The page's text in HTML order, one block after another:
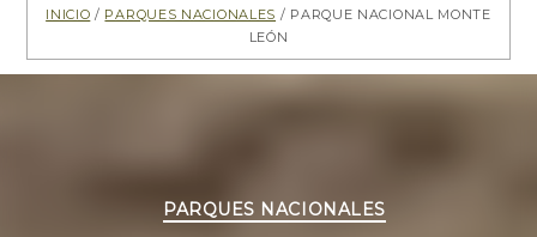
Inicio / Parques Nacionales / Parque Nacional Monte
León
Categorías
PARQUES NACIONALES